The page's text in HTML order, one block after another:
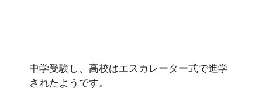
中学受験し、高校はエスカレーター式で進学
されたようです。